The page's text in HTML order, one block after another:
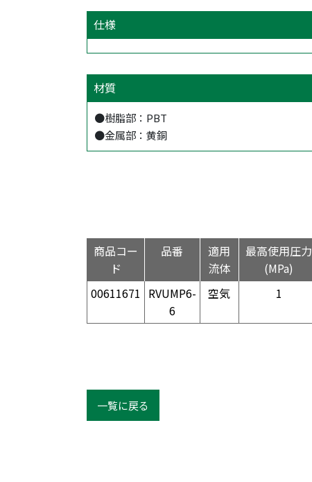
仕様
材質
●樹脂部：PBT
●金属部：黄銅
商品コー
ド
品番
適用
流体
最高使用圧力
(MPa)
00611671 RVUMP6-
6
空気 1
一覧に戻る